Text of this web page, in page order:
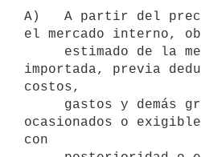
A)   A partir del
el mercado interno,
importada, previa
costos,
ocasionados o
con